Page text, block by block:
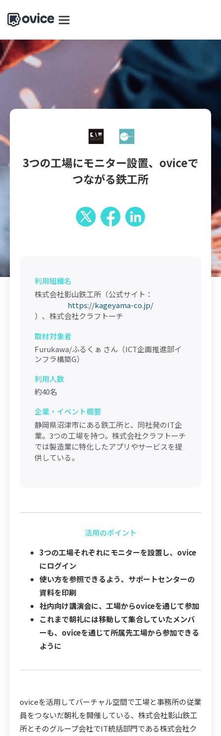
3つの工場にモニター設置、oviceで
つながる鉄工所
利用組織名
株式会社影山鉄工所（公式サイト：
https://kageyama-co.jp/
）、株式会社クラフトーチ
取材対象者
Furukawa/ふるくぁ さん（ICT企画推進部イ
ンフラ構築G）
利用人数
約40名
企業・イベント概要
静岡県沼津市にある鉄工所と、同社発のIT企
業。3つの工場を持つ。株式会社クラフトーチ
では製造業に特化したアプリやサービスを提
供している。
活用のポイント
3つの工場それぞれにモニターを設置し、ovice
にログイン
使い方を参照できるよう、サポートセンターの
資料を印刷
社内向け講演会に、工場からoviceを通じて参加
これまで朝礼には移動して集合していたメンバ
ーも、oviceを通じて所属先工場から参加できる
ように
oviceを活用してバーチャル空間で工場と事務所の従業
員をつないだ朝礼を開催している、株式会社影山鉄工
所とそのグループ会社でIT統括部門である株式会社ク